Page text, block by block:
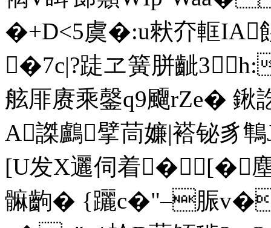
�+D<5虞�:u猌夰軭
�7c|?跿ヱ簧胼齜
舷厞赓乘鏧q9飅rZe� 鍬
A謋鸕擘茼嬚|褡铋豸
[U发X邐伺着�[�
髍齣� {躧c�"–脤